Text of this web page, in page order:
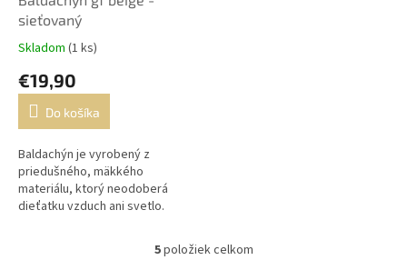
sieťovaný
Skladom (1 ks)
€19,90
Do košíka
Baldachýn je vyrobený z
priedušného, mäkkého
materiálu, ktorý neodoberá
dieťatku vzduch ani svetlo.
O
5položiek celkom